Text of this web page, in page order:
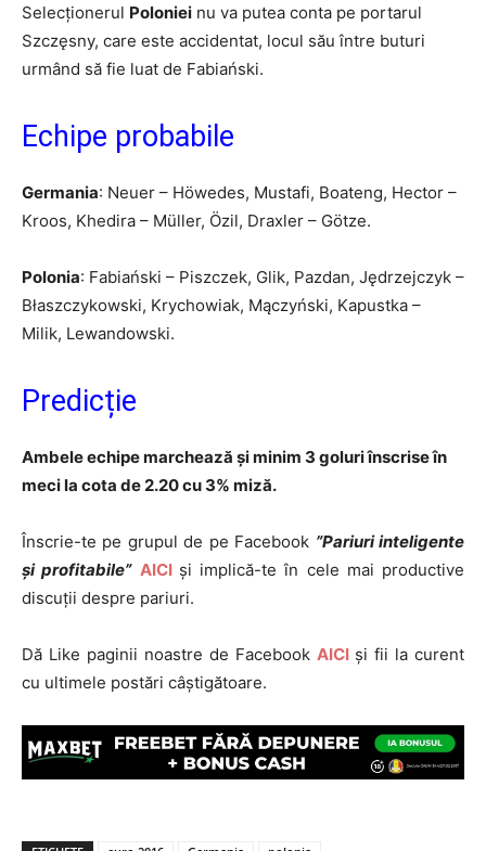
Selecționerul Poloniei nu va putea conta pe portarul
Szczęsny, care este accidentat, locul său între buturi
urmând să fie luat de Fabiański.
Echipe probabile
Germania: Neuer – Höwedes, Mustafi, Boateng, Hector –
Kroos, Khedira – Müller, Özil, Draxler – Götze.
Polonia: Fabiański – Piszczek, Glik, Pazdan, Jędrzejczyk –
Błaszczykowski, Krychowiak, Mączyński, Kapustka –
Milik, Lewandowski.
Predicție
Ambele echipe marchează și minim 3 goluri înscrise în
meci la cota de 2.20 cu 3% miză.
Înscrie-te pe grupul de pe Facebook ”Pariuri inteligente
și profitabile” AICI și implică-te în cele mai productive
discuții despre pariuri.
Dă Like paginii noastre de Facebook AICI și fii la curent
cu ultimele postări câștigătoare.